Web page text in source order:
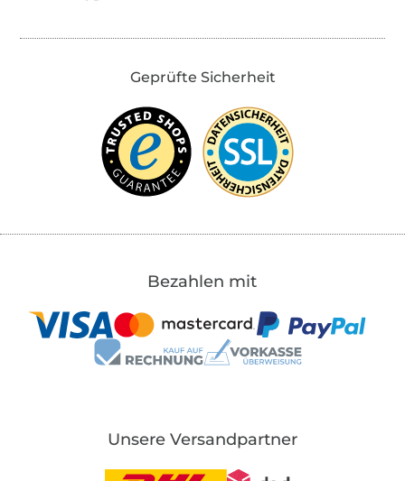
Geprüfte Sicherheit
Bezahlen mit
Unsere Versandpartner